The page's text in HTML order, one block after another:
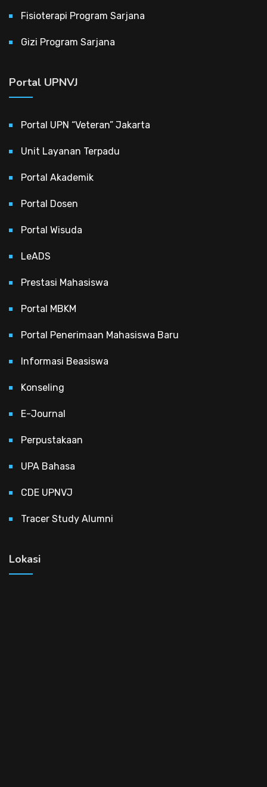
Fisioterapi Program Sarjana
Gizi Program Sarjana
Portal UPNVJ
Portal UPN “Veteran” Jakarta
Unit Layanan Terpadu
Portal Akademik
Portal Dosen
Portal Wisuda
LeADS
Prestasi Mahasiswa
Portal MBKM
Portal Penerimaan Mahasiswa Baru
Informasi Beasiswa
Konseling
E-Journal
Perpustakaan
UPA Bahasa
CDE UPNVJ
Tracer Study Alumni
Lokasi